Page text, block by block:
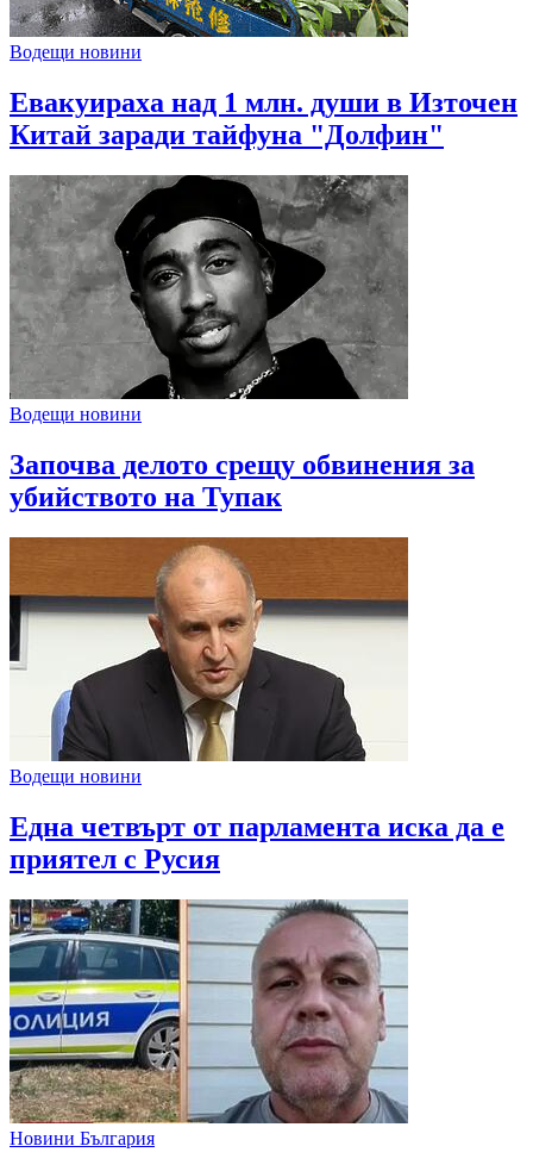
Водещи новини
Евакуираха над 1 млн. души в Източен
Китай заради тайфуна "Долфин"
Водещи новини
Започва делото срещу обвинения за
убийството на Тупак
Водещи новини
Една четвърт от парламента иска да е
приятел с Русия
Новини България